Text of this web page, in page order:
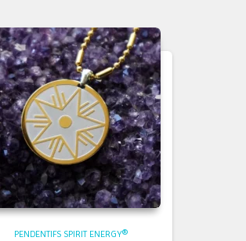
PENDENTIFS SPIRIT ENERGY®